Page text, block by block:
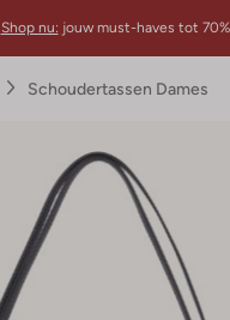
Shop nu: jouw must-haves tot
Schoudertassen Dames